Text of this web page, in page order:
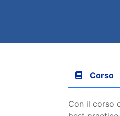
Corso
Con il corso